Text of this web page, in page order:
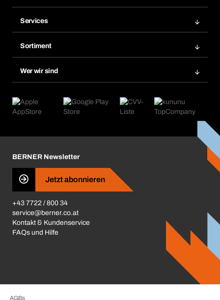
Merklisten
Nachbestellungen
Abo-Funktion
Services
Chemical Safety Management
eProcurement
Produktfinder
Sortiment
Kataloge & Broschüren
Wer wir sind
Was uns antreibt
Presse
Business Conduct
BERNER Newsletter
Jetzt abonnieren
+43 7722 / 800 34
service@berner.co.at
Kontakt & Kundenservice
FAQs und Hilfe
AGBs